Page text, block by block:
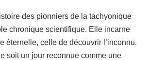
des pionniers de la tachyonique
chronique scientifique. Elle incarne
éternelle, celle de découvrir l’inconnu.
soit un jour reconnue comme une